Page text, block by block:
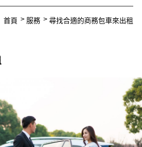
首頁 服務 尋找合適的商務包車來出租